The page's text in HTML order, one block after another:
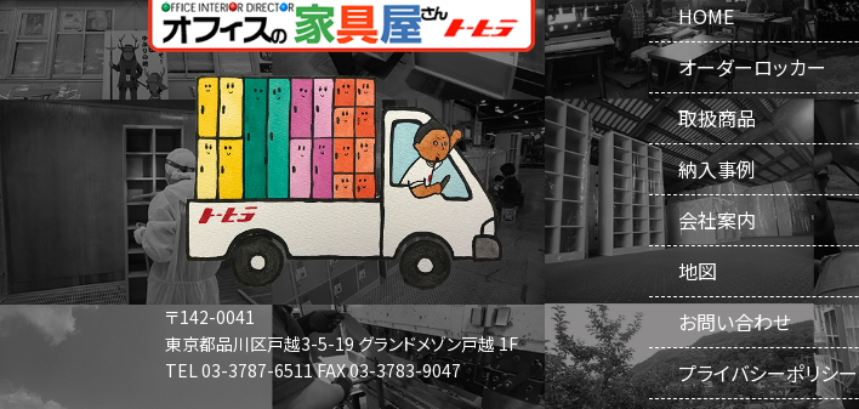
HOME
オーダーロッカー
取扱商品
納入事例
会社案内
地図
お問い合わせ
プライバシーポリシー
〒142-0041
東京都品川区戸越3-5-19 グランドメゾン戸越 1F
TEL 03-3787-6511 FAX 03-3783-9047